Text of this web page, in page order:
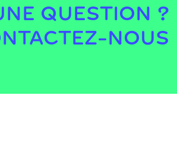
QUESTION ?
NOUS